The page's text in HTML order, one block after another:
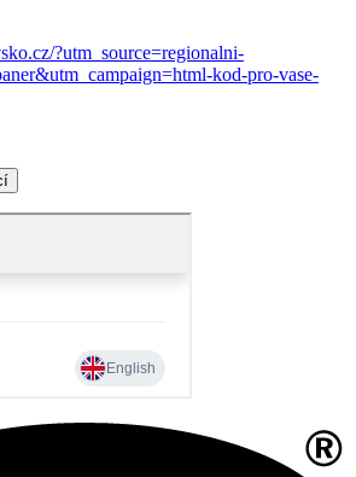
?utm_source=regionalni-
kod-pro-vase-